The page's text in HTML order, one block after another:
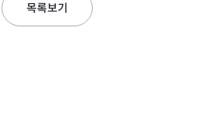
목록보기